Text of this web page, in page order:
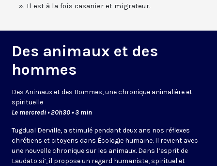
». Il est à la fois casanier et migrateur.
Des animaux et des
hommes
Des Animaux et des Hommes, une chronique animalière et
spirituelle
Le mercredi • 20h30 • 3 min
Tugdual Derville, a stimulé pendant deux ans nos réflexes
chrétiens et citoyens dans Écologie humaine. Il revient avec
une nouvelle chronique sur les animaux. Dans l’esprit de
Laudato si’, il propose un regard humaniste, spirituel et